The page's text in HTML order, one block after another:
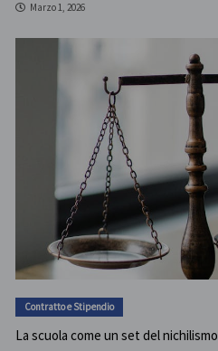
Marzo 1, 2026
Contratto e Stipendio
La scuola come un set del nichilismo